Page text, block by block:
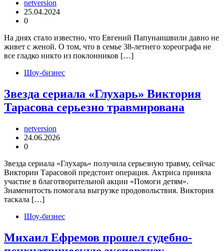
netversion
25.04.2024
0
На днях стало известно, что Евгений Папунаишвили давно не
живет с женой. О том, что в семье 38-летнего хореографа не
все гладко никто из поклонников […]
Шоу-бизнес
Звезда сериала «Глухарь» Виктория
Тарасова серьезно травмирована
netversion
24.06.2026
0
Звезда сериала «Глухарь» получила серьезную травму, сейчас
Виктории Тарасовой предстоит операция. Актриса приняла
участие в благотворительной акции «Помоги детям».
Знаменитость помогала выгрузке продовольствия. Виктория
таскала […]
Шоу-бизнес
Михаил Ефремов прошел судебно-